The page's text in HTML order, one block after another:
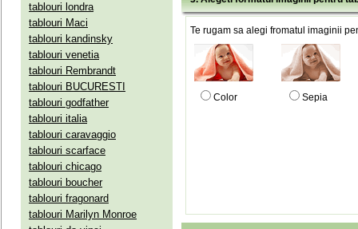
tablouri londra
tablouri Maci
tablouri kandinsky
tablouri venetia
tablouri Rembrandt
tablouri BUCURESTI
tablouri godfather
tablouri italia
tablouri caravaggio
tablouri scarface
tablouri chicago
tablouri boucher
tablouri fragonard
tablouri Marilyn Monroe
Te rugam sa alegi fromatul imaginii
Color Sepia